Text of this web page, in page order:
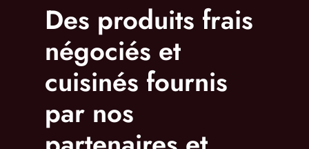
Des produits frais
négociés et
cuisinés fournis
par nos